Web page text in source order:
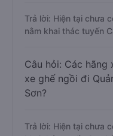
Trả lời: Hiện tại chưa
nằm khai thác tuyến
Câu hỏi: Các hãng
xe ghế ngồi đi
Sơn?
Trả lời: Hiện tại chưa